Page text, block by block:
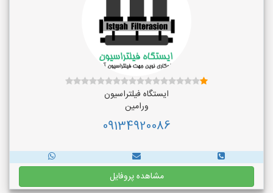
ایستگاه فیلتراسیون
ورامین
09134920086
مشاهده پروفایل